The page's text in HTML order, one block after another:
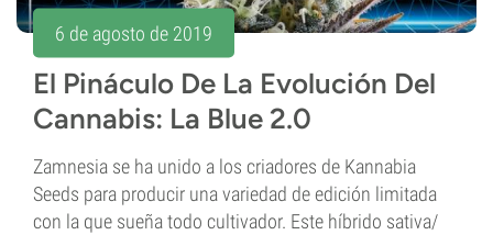
6 de agosto de 2019
El Pináculo De La Evolución Del
Cannabis: La Blue 2.0
Zamnesia se ha unido a los criadores de Kannabia
Seeds para producir una variedad de edición limitada
con la que sueña todo cultivador. Este híbrido sativa/